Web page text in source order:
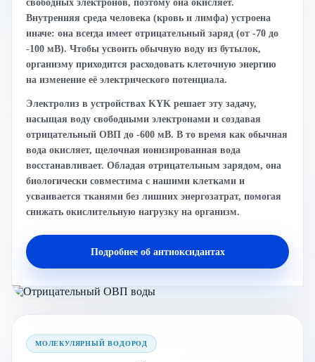
Внутренняя среда человека (кровь и лимфа) устроена
иначе: она всегда имеет отрицательный заряд (от -70 до
-100 мВ). Чтобы усвоить обычную воду из бутылок,
организму приходится расходовать клеточную энергию
на изменение её электрического потенциала.
Электролиз в устройствах KYK решает эту задачу,
насыщая воду свободными электронами и создавая
отрицательный ОВП до -600 мВ. В то время как обычная
вода окисляет, щелочная ионизированная вода
восстанавливает. Обладая отрицательным зарядом, она
биологически совместима с нашими клетками и
усваивается тканями без лишних энергозатрат, помогая
снижать окислительную нагрузку на организм.
Подробнее об антиоксидантах
МОЛЕКУЛЯРНЫЙ ВОДОРОД